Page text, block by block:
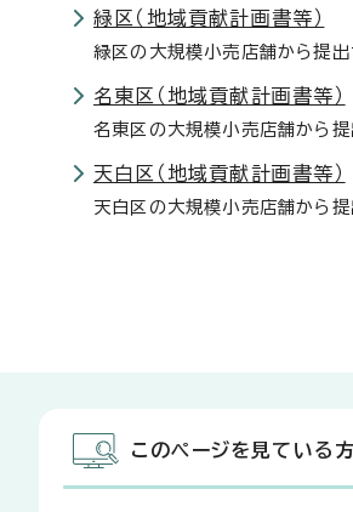
緑区（地域貢献計画書等）
緑区の大規模小売店舗から提出
名東区（地域貢献計画書等）
名東区の大規模小売店舗から提
天白区（地域貢献計画書等）
天白区の大規模小売店舗から提
このページを見ている